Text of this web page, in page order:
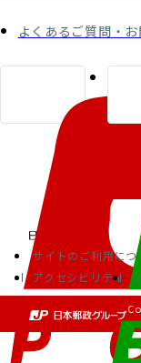
よくあるご質問・
サイトのご利用につ
アクセシビリティ